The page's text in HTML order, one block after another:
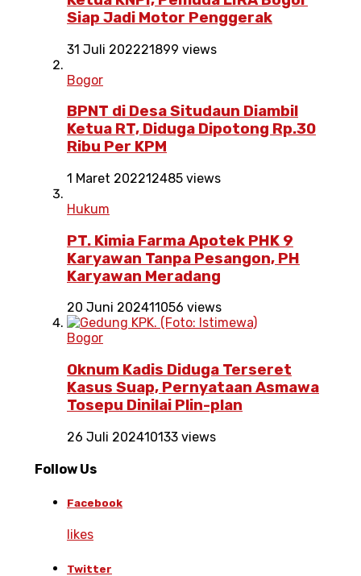
Siap Jadi Motor Penggerak
31 Juli 202221899 views
Bogor
BPNT di Desa Situdaun Diambil
Ketua RT, Diduga Dipotong Rp.30
Ribu Per KPM
1 Maret 202212485 views
Hukum
PT. Kimia Farma Apotek PHK 9
Karyawan Tanpa Pesangon, PH
Karyawan Meradang
20 Juni 202411056 views
Bogor
Oknum Kadis Diduga Terseret
Kasus Suap, Pernyataan Asmawa
Tosepu Dinilai Plin-plan
26 Juli 202410133 views
Follow Us
Facebook
likes
Twitter